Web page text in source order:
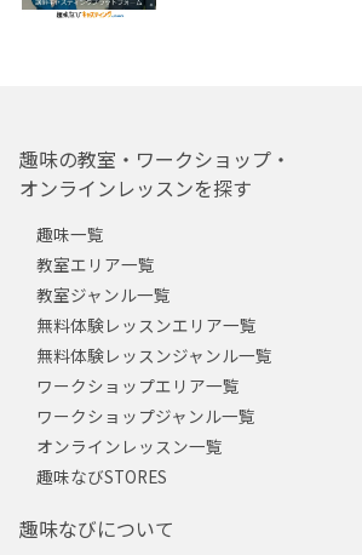
趣味の教室・ワークショップ・
オンラインレッスンを探す
趣味一覧
教室エリア一覧
教室ジャンル一覧
無料体験レッスンエリア一覧
無料体験レッスンジャンル一覧
ワークショップエリア一覧
ワークショップジャンル一覧
オンラインレッスン一覧
趣味なびSTORES
趣味なびについて